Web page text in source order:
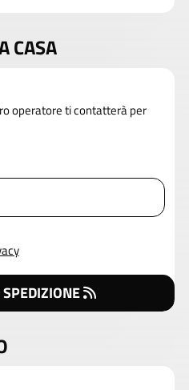
CASA
operatore ti contatterà per